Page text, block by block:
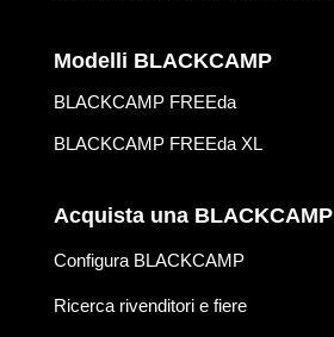
Modelli BLACKCAMP
BLACKCAMP FREEda
BLACKCAMP FREEda XL
Acquista una BLACKCAMP
Configura BLACKCAMP
Ricerca rivenditori e fiere